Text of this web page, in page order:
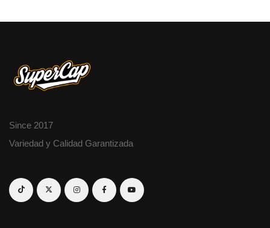
Since 2017
Variedad y Calidad Garantizada